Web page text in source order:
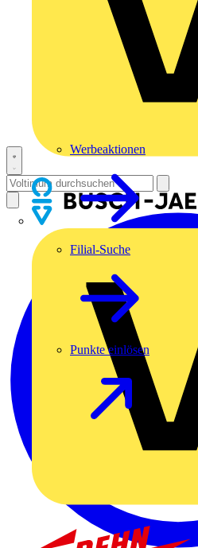
Werbeaktionen
Filial-Suche
Punkte einlösen